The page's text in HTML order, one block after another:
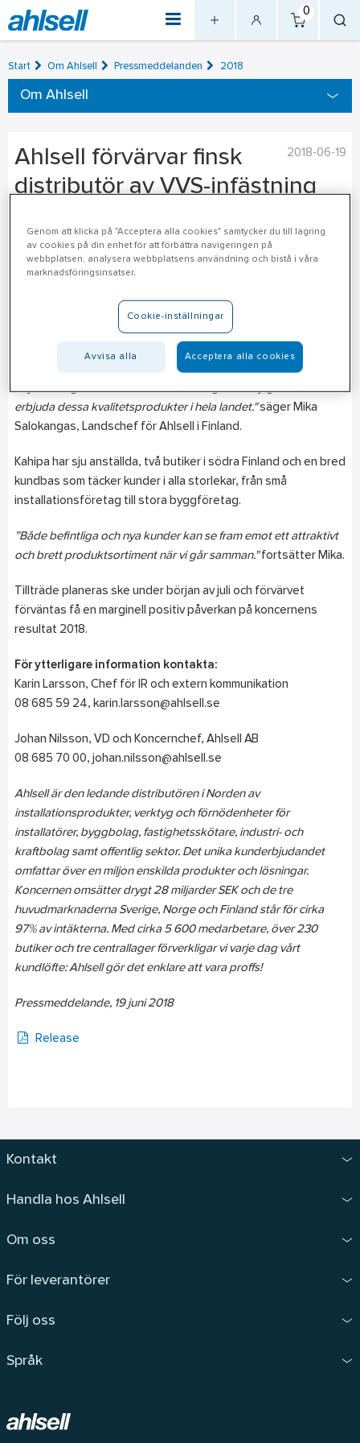
0
Start Om Ahlsell Pressmeddelanden 2018
Om Ahlsell
2018-06-19
Ahlsell förvärvar finsk
distributör av VVS-infästning
Ahlsell Oy har tecknat avtal om förvärv av Kahipa Oy
(Kahipa), en finsk distributör av VVS-infästning och
"Kahipa erbjuder sina kunder specialistkompetens på en
strategiskt viktig nischmarknad. En stor del av VVS-infästningen
säljs som egna märkesvaror och vi ser goda möjligheter att
erbjuda dessa kvalitetsprodukter i hela landet."säger Mika
Salokangas, Landschef för Ahlsell i Finland.
Kahipa har sju anställda, två butiker i södra Finland och en bred
kundbas som täcker kunder i alla storlekar, från små
installationsföretag till stora byggföretag.
”Både befintliga och nya kunder kan se fram emot ett attraktivt
och brett produktsortiment när vi går samman."fortsätter Mika.
Tillträde planeras ske under början av juli och förvärvet
förväntas få en marginell positiv påverkan på koncernens
resultat 2018.
För ytterligare information kontakta:
Karin Larsson, Chef för IR och extern kommunikation
08 685 59 24, karin.larsson@ahlsell.se
Johan Nilsson, VD och Koncernchef, Ahlsell AB
08 685 70 00, johan.nilsson@ahlsell.se
Ahlsell är den ledande distributören i Norden av
installationsprodukter, verktyg och förnödenheter för
installatörer, byggbolag, fastighetsskötare, industri- och
kraftbolag samt offentlig sektor. Det unika kunderbjudandet
omfattar över en miljon enskilda produkter och lösningar.
Koncernen omsätter drygt 28 miljarder SEK och de tre
huvudmarknaderna Sverige, Norge och Finland står för cirka
97% av intäkterna. Med cirka 5 600 medarbetare, över 230
butiker och tre centrallager förverkligar vi varje dag vårt
kundlöfte: Ahlsell gör det enklare att vara proffs!
Pressmeddelande, 19 juni2018
Release
Kontakt
Handla hos Ahlsell
Om oss
För leverantörer
Följ oss
Språk
Genom att klicka på "Acceptera alla cookies" samtycker du till lagring
av cookies på din enhet för att förbättra navigeringen på
webbplatsen, analysera webbplatsens användning och bistå i våra
marknadsföringsinsatser.
Cookie-inställningar
Avvisa alla Acceptera alla cookies